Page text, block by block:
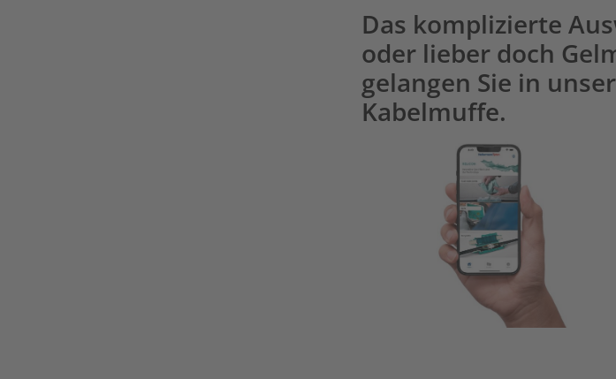
Das komplizierte
oder lieber doch
gelangen Sie in
Kabelmuffe.